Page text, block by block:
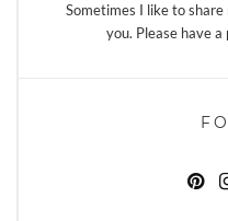
Sometimes I like to
you. Please have